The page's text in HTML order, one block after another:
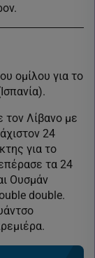
ομίλου για το
τον Λίβανο με
24
για το
τα 24
Ουσμάν
double.